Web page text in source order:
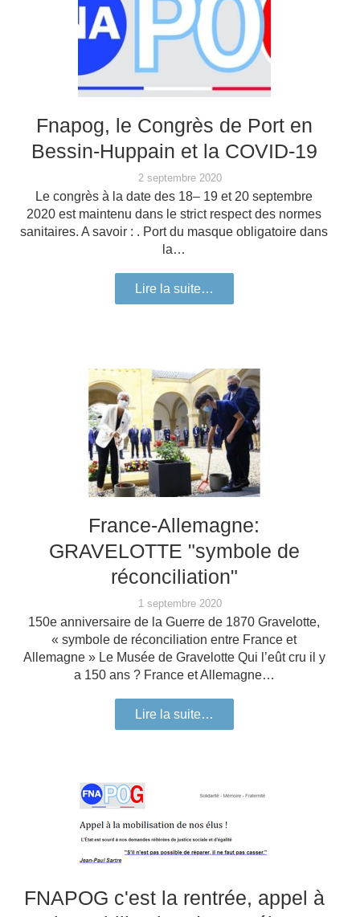
Fnapog, le Congrès de Port en
Bessin-Huppain et la COVID-19
2 septembre 2020
Le congrès à la date des 18– 19 et 20 septembre
2020 est maintenu dans le strict respect des normes
sanitaires. A savoir : . Port du masque obligatoire dans
la…
Lire la suite…
France-Allemagne:
GRAVELOTTE "symbole de
réconciliation"
1 septembre 2020
150e anniversaire de la Guerre de 1870 Gravelotte,
« symbole de réconciliation entre France et
Allemagne » Le Musée de Gravelotte Qui l’eût cru il y
a 150 ans ? France et Allemagne…
Lire la suite…
FNAPOG c'est la rentrée, appel à